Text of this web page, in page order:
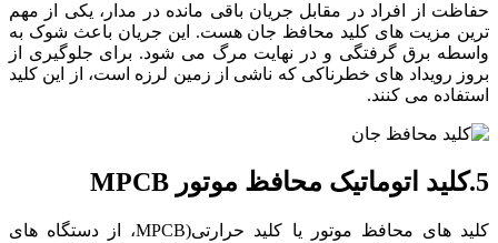
حفاظت از افراد در مقابل جریان باقی مانده در مدار، یکی از مهم
ترین مزیت های کلید محافظ جان هست. این جریان باعث شوک به
واسطه برق گرفتگی و در نهایت مرگ می شود. برای جلوگیری از
بروز رویداد های خطرناکی که ناشی از زمین لرزه است، از این کلید
استفاده می کنند.
5.کلید اتوماتیک محافظ موتور MPCB
کلید های محافظ موتور یا کلید حرارتی(MPCB، از دستگاه های